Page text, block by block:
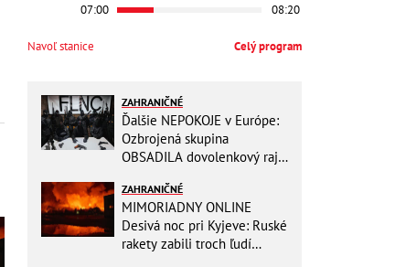
07:00 08:20
Navoľ stanice Celý program
ZAHRANIČNÉ
Ďalšie NEPOKOJE v Európe:
Ozbrojená skupina
OBSADILA dovolenkový raj,
turistom!
ZAHRANIČNÉ
MIMORIADNY ONLINE
Desivá noc pri Kyjeve: Ruské
rakety zabili troch ľudí